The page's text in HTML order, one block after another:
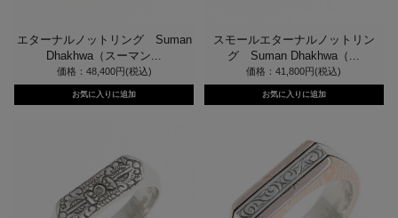
エターナルノットリング Suman
Dhakhwa（スーマン...
価格：48,400円(税込)
スモールエターナルノットリン
グ Suman Dhakhwa（...
価格：41,800円(税込)